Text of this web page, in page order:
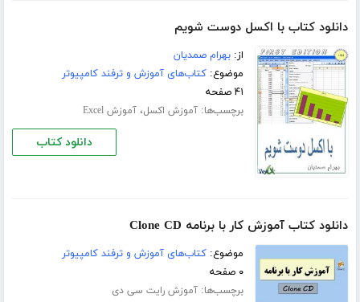
دانلود کتاب با اکسل دوست شویم
از:بهرام صمدیان
موضوع:کتاب‌های آموزش و ترفند کامپیوتر
۴۱ صفحه
برچسب‌ها:آموزش اکسل،آموزش Excel
دانلود کتاب
دانلود کتاب آموزش کار با برنامه Clone CD
موضوع:کتاب‌های آموزش و ترفند کامپیوتر
۰ صفحه
برچسب‌ها:آموزش رایت سی دی